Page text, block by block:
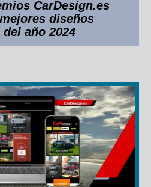
CarDesign.es
diseños
año 2024